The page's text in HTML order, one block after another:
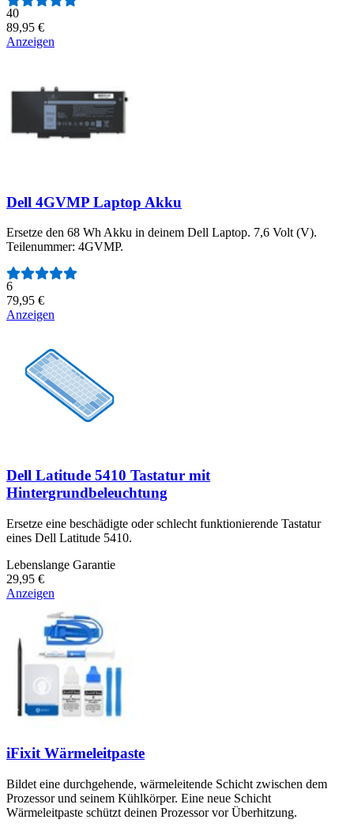
Anzahl der Bewertungen:
40
89,95 €
Anzeigen
Dell 4GVMP Laptop Akku
Ersetze den 68 Wh Akku in deinem Dell Laptop. 7,6 Volt (V).
Teilenummer: 4GVMP.
Anzahl der Bewertungen:
6
79,95 €
Anzeigen
Dell Latitude 5410 Tastatur mit
Hintergrundbeleuchtung
Ersetze eine beschädigte oder schlecht funktionierende Tastatur
eines Dell Latitude 5410.
Lebenslange Garantie
29,95 €
Anzeigen
iFixit Wärmeleitpaste
Bildet eine durchgehende, wärmeleitende Schicht zwischen dem
Prozessor und seinem Kühlkörper. Eine neue Schicht
Wärmeleitpaste schützt deinen Prozessor vor Überhitzung.